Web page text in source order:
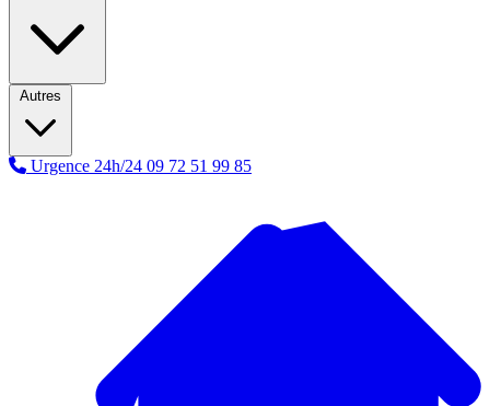
Autres
Urgence 24h/24 09 72 51 99 85